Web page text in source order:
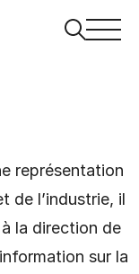
représentation
de l’industrie, il
la direction de
sur la